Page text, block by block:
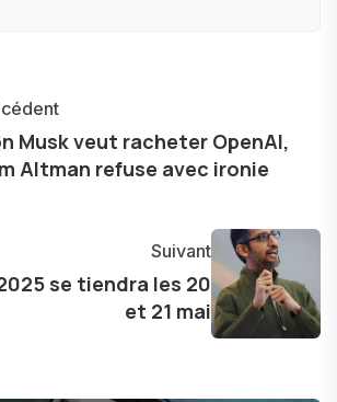
pratiques de ces
travail consiste également à
réflexions sur l'impact de la
notre vie quotidienne et à
Musk veut racheter OpenAI,
Altman refuse avec ironie
Suivant
se tiendra les 20
et 21 mai